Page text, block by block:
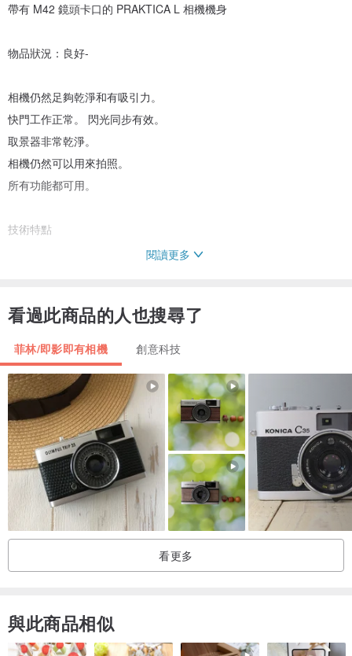
帶有 M42 鏡頭卡口的 PRAKTICA L 相機機身
物品狀況：良好-
相機仍然足夠乾淨和有吸引力。
快門工作正常。 閃光同步有效。
取景器非常乾淨。
相機仍然可以用來拍照。
所有功能都可用。
技術特點
* 框架尺寸：24x36 毫米。
* 快門：簾式金屬縱走快門。
* 快門速度：B，1-1/1000 秒。
* 熱靴閃光燈連接。
* 鏡頭安裝：M42 毫米螺絲安裝，與 1960-1990 年代生產的許多其他
相機相同。 這些鏡頭安裝座也稱為賓得螺紋安裝座。
* 三腳架安裝座 1/4"。
該商品附帶
圖中的商品是實際出售的商品。 您可以準確地看到您所購買的商品。
閱讀更多
看過此商品的人也搜尋了
菲林/即影即有相機 創意科技
看更多
與此商品相似